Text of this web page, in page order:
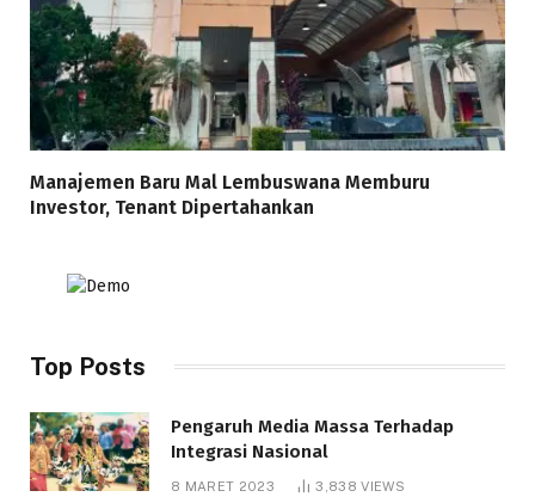
Manajemen Baru Mal Lembuswana Memburu
Investor, Tenant Dipertahankan
Top Posts
Pengaruh Media Massa Terhadap
Integrasi Nasional
8 MARET 2023 3,838VIEWS